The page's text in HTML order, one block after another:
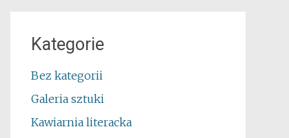
Kategorie
Bez kategorii
Galeria sztuki
Kawiarnia literacka